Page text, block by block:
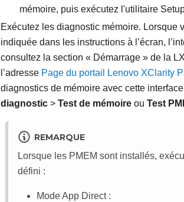
mémoire, puis exécutez l'utilitaire
Exécutez les diagnostic mémoire. Lorsque
indiquée dans les instructions à l’écran,
consultez la section « Démarrage » de la
l’adresse Page du portail Lenovo XClarity
diagnostics de mémoire avec cette
diagnostic > Test de mémoire ou Test
REMARQUE
Lorsque les PMEM sont installés,
défini :
Mode App Direct :